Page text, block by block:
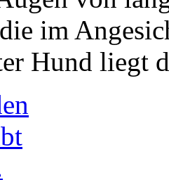
im
Hund liegt